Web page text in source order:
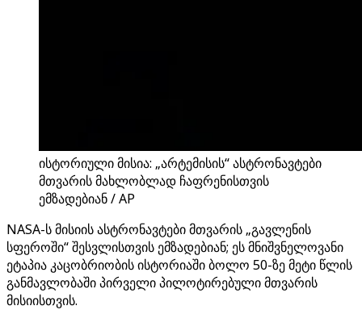
ისტორიული მისია: „არტემისის“ ასტრონავტები
მთვარის მახლობლად ჩაფრენისთვის
ემზადებიან / AP
NASA-ს მისიის ასტრონავტები მთვარის „გავლენის
სფეროში“ შესვლისთვის ემზადებიან; ეს მნიშვნელოვანი
ეტაპია კაცობრიობის ისტორიაში ბოლო 50-ზე მეტი წლის
განმავლობაში პირველი პილოტირებული მთვარის
მისიისთვის.